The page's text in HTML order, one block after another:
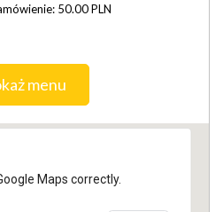
50.00 PLN
menu
Maps correctly.